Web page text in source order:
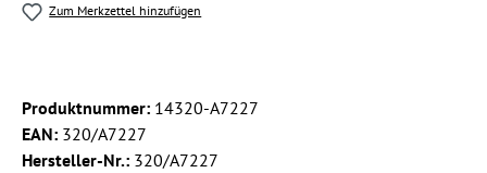
Zum Merkzettel hinzufügen
Produktnummer: 14320-A7227
EAN: 320/A7227
Hersteller-Nr.: 320/A7227